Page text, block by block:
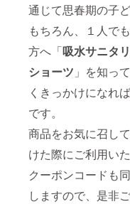
通じて思春期の子
もちろん、１人で
方へ「吸水サニタ
ショーツ 」を知っ
くきっかけになれ
です。
商品をお気に召し
けた際にご利用い
クーポンコードも
しますので、是非